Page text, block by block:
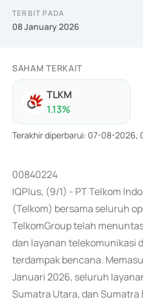
TERBIT PADA
08 January 2026
SAHAM TERKAIT
TLKM
1.13%
Terakhir diperbarui: 07-08-2026,
00840224
IQPlus, (9/1) - PT Telkom
(Telkom) bersama seluruh
TelkomGroup telah
dan layanan telekomunikasi
terdampak bencana.
Januari 2026, seluruh
Sumatra Utara, dan Sumatra